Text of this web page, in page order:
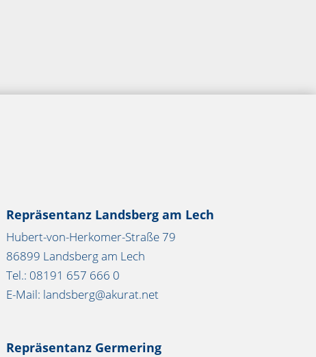
Repräsentanz Landsberg am Lech
Hubert-von-Herkomer-Straße 79
86899 Landsberg am Lech
Tel.: 08191 657 666 0
E-Mail: landsberg@akurat.net
Repräsentanz Germering